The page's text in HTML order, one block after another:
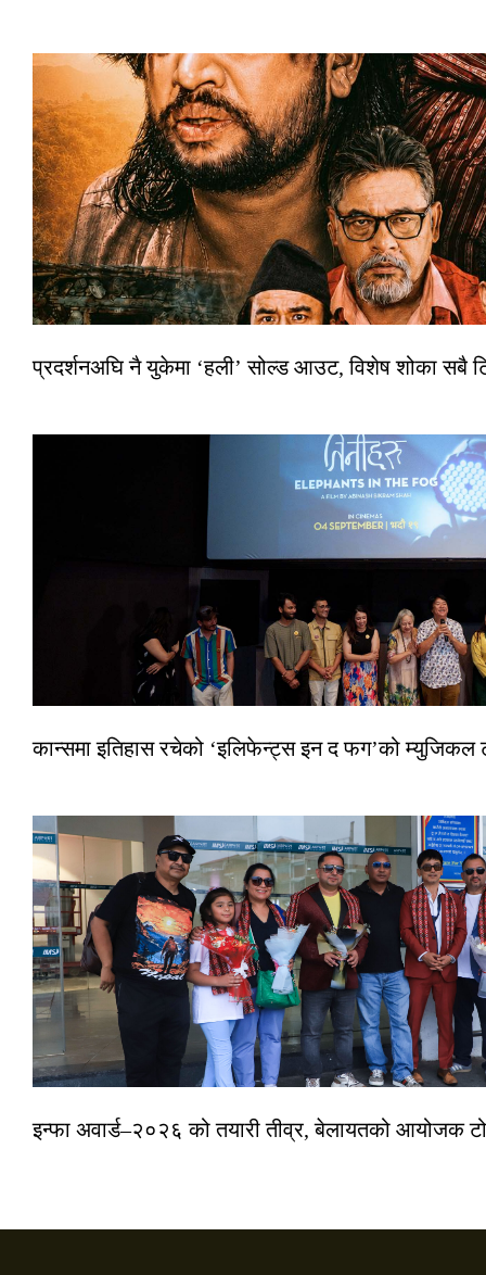
प्रदर्शनअघि नै युकेमा ‘हली’ सोल्ड आउट, विशेष शोका सबै
कान्समा इतिहास रचेको ‘इलिफेन्ट्स इन द फग’को म्युजिकल
इन्फा अवार्ड–२०२६ को तयारी तीव्र, बेलायतको आयोजक